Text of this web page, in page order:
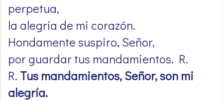
perpetua,
la alegría de mi corazón.
Hondamente suspiro, Señor,
por guardar tus mandamientos. R.
R. Tus mandamientos, Señor, son mi
alegría.